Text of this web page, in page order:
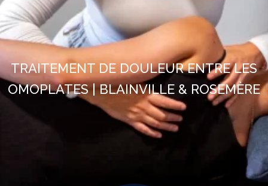
TRAITEMENT DE DOULEUR ENTRE LES
OMOPLATES | BLAINVILLE & ROSEMÈRE